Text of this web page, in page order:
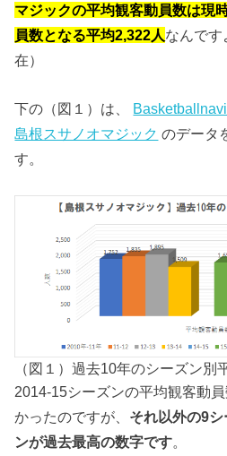
マジックの平均観客動員数は現
員数となる平均2,322人なんです
在）
下の（図１）は、
島根スサノオマジック のデータ
す。
（図１）過去10年のシーズン別
2014-15シーズンの平均観客動
かったのですが、 それ以外の9
ンが過去最高の数字です